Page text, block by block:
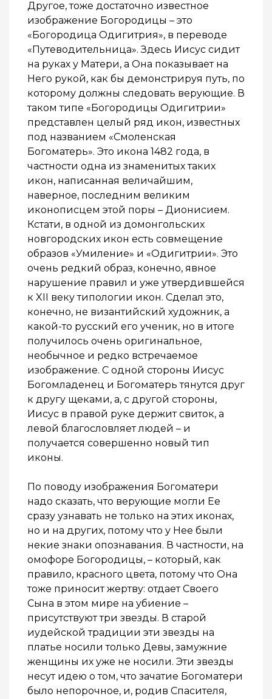
Другое, тоже достаточно известное
изображение Богородицы – это
«Богородица Одигитрия», в переводе
«Путеводительница». Здесь Иисус сидит
на руках у Матери, а Она показывает на
Него рукой, как бы демонстрируя путь, по
которому должны следовать верующие. В
таком типе «Богородицы Одигитрии»
представлен целый ряд икон, известных
под названием «Смоленская
Богоматерь». Это икона 1482 года, в
частности одна из знаменитых таких
икон, написанная величайшим,
наверное, последним великим
иконописцем этой поры – Дионисием.
Кстати, в одной из домонгольских
новгородских икон есть совмещение
образов «Умиление» и «Одигитрии». Это
очень редкий образ, конечно, явное
нарушение правил и уже утвердившейся
к XII веку типологии икон. Сделал это,
конечно, не византийский художник, а
какой-то русский его ученик, но в итоге
получилось очень оригинальное,
необычное и редко встречаемое
изображение. С одной стороны Иисус
Богомладенец и Богоматерь тянутся друг
к другу щеками, а, с другой стороны,
Иисус в правой руке держит свиток, а
левой благословляет людей – и
получается совершенно новый тип
иконы.
По поводу изображения Богоматери
надо сказать, что верующие могли Ее
сразу узнавать не только на этих иконах,
но и на других, потому что у Нее были
некие знаки опознавания. В частности, на
омофоре Богородицы, – который, как
правило, красного цвета, потому что Она
тоже приносит жертву: отдает Своего
Сына в этом мире на убиение –
присутствуют три звезды. В старой
иудейской традиции эти звезды на
платье носили только Девы, замужние
женщины их уже не носили. Эти звезды
несут идею о том, что зачатие Богоматери
было непорочное, и, родив Спасителя,